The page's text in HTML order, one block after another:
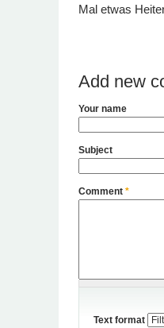
Mal etwas
Add new
Your name
Subject
Comment *
Text format